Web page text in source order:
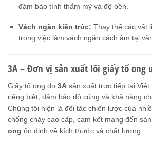
đảm bảo tính thẩm mỹ và độ bền.
Vách ngăn kiến trúc: Thay thế các vật
trong việc làm vách ngăn cách âm tại
3A – Đơn vị sản xuất lõi giấy tổ ong
Giấy tổ ong do 3A sản xuất trực tiếp tại
riêng biệt, đảm bảo độ cứng và khả năng
Chúng tôi hiện là đối tác chiến lược của
chống cháy cao cấp, cam kết mang đến
ong ổn định về kích thước và chất lượng.